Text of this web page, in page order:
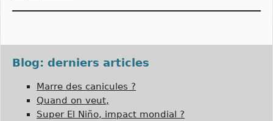
Blog: derniers articles
Marre des canicules ?
Quand on veut,
Super El Niño, impact mondial ?